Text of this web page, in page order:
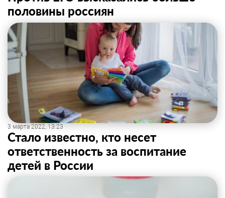
половины россиян
3 марта 2022, 13:23
Стало известно, кто несет
ответственность за воспитание
детей в России